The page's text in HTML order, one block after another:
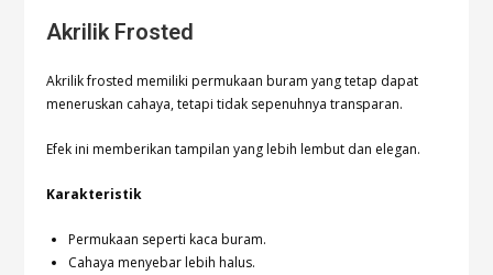
Akrilik Frosted
Akrilik frosted memiliki permukaan buram yang tetap dapat
meneruskan cahaya, tetapi tidak sepenuhnya transparan.
Efek ini memberikan tampilan yang lebih lembut dan elegan.
Karakteristik
Permukaan seperti kaca buram.
Cahaya menyebar lebih halus.